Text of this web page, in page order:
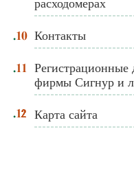
расходомерах
Контакты
Регистрационные
фирмы Сигнур и
Карта сайта